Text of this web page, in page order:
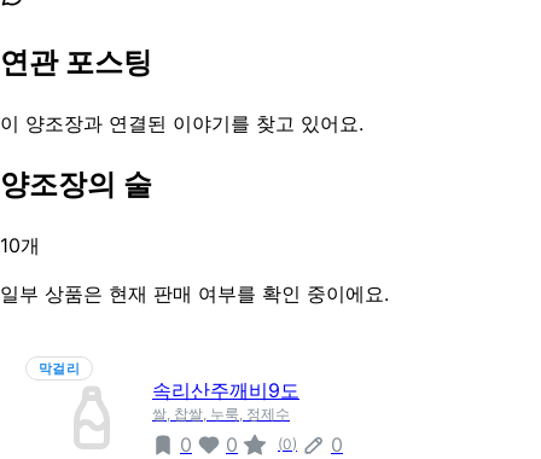
연관 포스팅
이 양조장과 연결된 이야기를 찾고 있어요.
양조장의 술
10개
일부 상품은 현재 판매 여부를 확인 중이에요.
막걸리
속리산주깨비9도
쌀, 찹쌀, 누룩, 정제수
0 0 (0) 0